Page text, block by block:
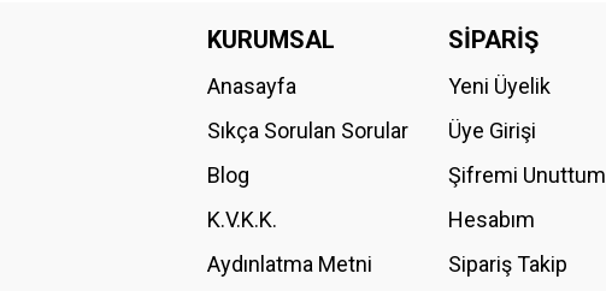
Ürün resmi kalitesiz, bozuk veya görüntülenemiyor.
Ürün fiyatı diğer sitelerden daha pahalı.
Bu ürüne benzer farklı alternatifler olmalı.
KURUMSAL
Anasayfa
Sıkça Sorulan Sorular
Blog
K.V.K.K.
Aydınlatma Metni
SİPARİŞ
Yeni Üyelik
Üye Girişi
Şifremi Unuttum
Hesabım
Sipariş Takip